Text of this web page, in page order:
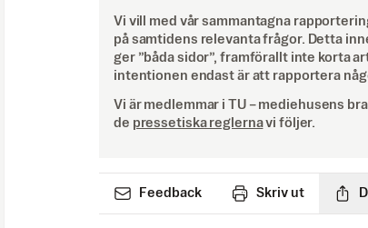
Vi vill med vår sammantagna
på samtidens relevanta frågor. Detta
ger ”båda sidor”, framförallt inte korta
intentionen endast är att rapportera
Vi är medlemmar i TU – mediehusens
de pressetiska reglernavi följer.
Feedback Skriv ut